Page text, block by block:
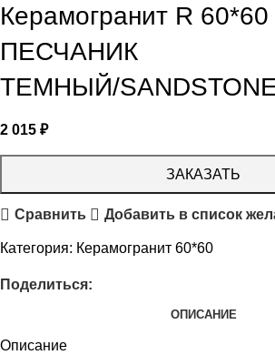
Керамогранит R 60*60
ПЕСЧАНИК
ТЕМНЫЙ/
2 015 ₽
ЗАКАЗАТЬ
Сравнить Добавить в список
Категория: Керамогранит 60*60
Поделиться:
ОПИСАНИЕ
Описание